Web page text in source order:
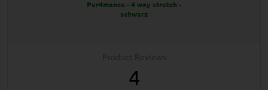
Per4mance - 4 way stretch -
schwarz
4